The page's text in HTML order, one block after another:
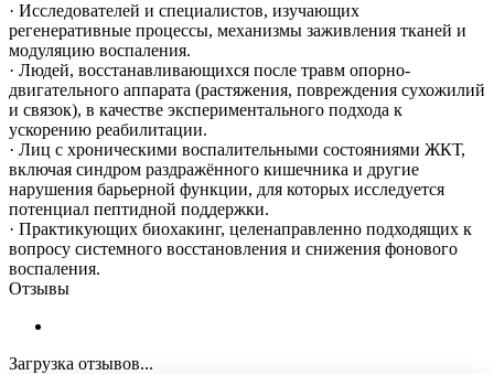
· Исследователей и специалистов, изучающих
регенеративные процессы, механизмы заживления тканей и
модуляцию воспаления.
· Людей, восстанавливающихся после травм опорно-
двигательного аппарата (растяжения, повреждения сухожилий
и связок), в качестве экспериментального подхода к
ускорению реабилитации.
· Лиц с хроническими воспалительными состояниями ЖКТ,
включая синдром раздражённого кишечника и другие
нарушения барьерной функции, для которых исследуется
потенциал пептидной поддержки.
· Практикующих биохакинг, целенаправленно подходящих к
вопросу системного восстановления и снижения фонового
воспаления.
Отзывы
Загрузка отзывов...